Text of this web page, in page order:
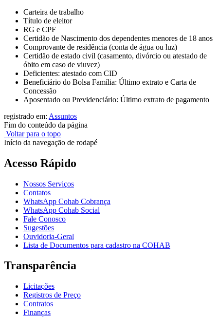
Carteira de trabalho
Título de eleitor
RG e CPF
Certidão de Nascimento dos dependentes menores de 18 anos
Comprovante de residência (conta de água ou luz)
Certidão de estado civil (casamento, divórcio ou atestado de
óbito em caso de viuvez)
Deficientes: atestado com CID
Beneficiário do Bolsa Família: Último extrato e Carta de
Concessão
Aposentado ou Previdenciário: Último extrato de pagamento
registrado em: Assuntos
Fim do conteúdo da página
Voltar para o topo
Início da navegação de rodapé
Acesso Rápido
Nossos Serviços
Contatos
WhatsApp Cohab Cobrança
WhatsApp Cohab Social
Fale Conosco
Sugestões
Ouvidoria-Geral
Lista de Documentos para cadastro na COHAB
Transparência
Licitações
Registros de Preço
Contratos
Finanças